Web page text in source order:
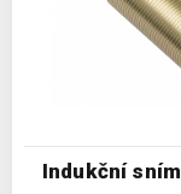
Indukční